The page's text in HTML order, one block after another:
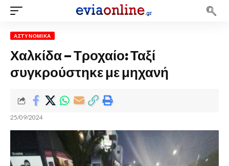
ΑΣΤΥΝΟΜΙΚΆ
Χαλκίδα – Τροχαίο: Ταξί
συγκρούστηκε με μηχανή
25/09/2024